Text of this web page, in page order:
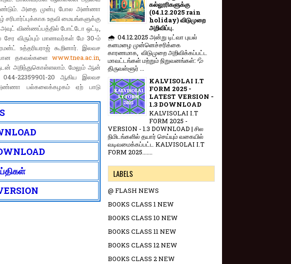
அதை முன்பு போல அண்ணா
உதவி மையங்களுக்கு
விண்ணப்பத்தில் போட்டோ ஒட்டி,
சேர விரும்பும் மாணவர்கள் மே 30-ம்
உத்தரியராஜ் கூறினார். இலவச
தகவல்களை www.tnea.ac.in,
அறிந்துகொள்ளலாம். மேலும் ஆன்
22359901-20 ஆகிய இலவச
பல்கலைக்கழகம் ஏற் பாடு
கல்லூரிகளுக்கு
(04.12.2025 rain
holiday) விடுமுறை
அறிவிப்பு.
🌧️ 04.12.2025 அன்று டிட்வா புயல்
கனமழை முன்னெச்சரிக்கை
காரணமாக, விடுமுறை அறிவிக்கப்பட்ட
மாவட்டங்கள் மற்றும் நிறுவனங்கள்: 💦
திருவள்ளூர் ...
KALVISOLAI I.T
FORM 2025 -
LATEST VERSION -
1.3 DOWNLOAD
KALVISOLAI I.T
FORM 2025 -
VERSION - 1.3 DOWNLOAD | சில
நிமிடங்களில் தயார் செய்யும் வகையில்
வடிவமைக்கப்பட்ட KALVISOLAI I.T
FORM 2025.......
LABELS
@ FLASH NEWS
BOOKS CLASS 1 NEW
BOOKS CLASS 10 NEW
BOOKS CLASS 11 NEW
BOOKS CLASS 12 NEW
BOOKS CLASS 2 NEW